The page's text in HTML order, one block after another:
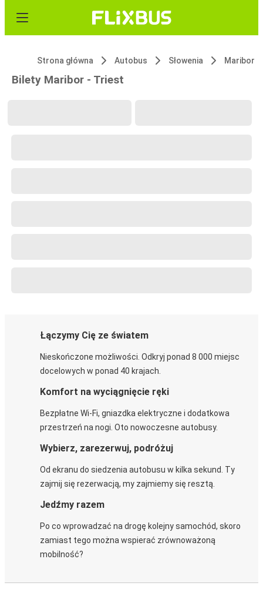
Strona główna Autobus Słowenia Maribor
Bilety Maribor - Triest
Łączymy Cię ze światem
Nieskończone możliwości. Odkryj ponad 8 000 miejsc
docelowych w ponad 40 krajach.
Komfort na wyciągnięcie ręki
Bezpłatne Wi-Fi, gniazdka elektryczne i dodatkowa
przestrzeń na nogi. Oto nowoczesne autobusy.
Wybierz, zarezerwuj, podróżuj
Od ekranu do siedzenia autobusu w kilka sekund. Ty
zajmij się rezerwacją, my zajmiemy się resztą.
Jedźmy razem
Po co wprowadzać na drogę kolejny samochód, skoro
zamiast tego można wspierać zrównoważoną
mobilność?